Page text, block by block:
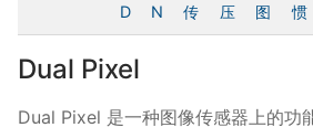
D N 传 压 图 惯
Dual Pixel
Dual Pixel 是一种图像传感器上的功